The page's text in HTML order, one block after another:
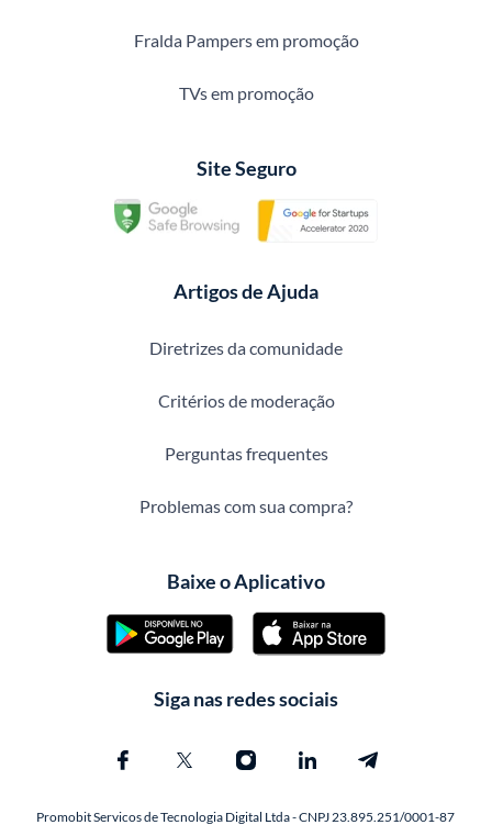
Fralda Pampers em promoção
TVs em promoção
Site Seguro
Artigos de Ajuda
Diretrizes da comunidade
Critérios de moderação
Perguntas frequentes
Problemas com sua compra?
Baixe o Aplicativo
Siga nas redes sociais
Promobit Servicos de Tecnologia Digital Ltda - CNPJ 23.895.251/0001-87